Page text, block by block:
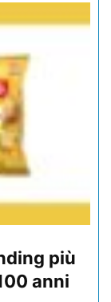
più
anni